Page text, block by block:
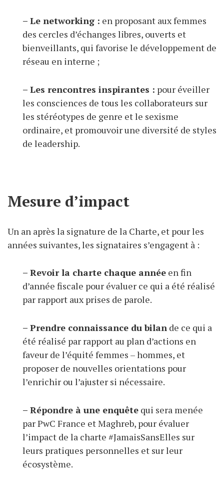
– Le networking : en proposant aux femmes
des cercles d’échanges libres, ouverts et
bienveillants, qui favorise le développement de
réseau en interne ;
– Les rencontres inspirantes : pour éveiller
les consciences de tous les collaborateurs sur
les stéréotypes de genre et le sexisme
ordinaire, et promouvoir une diversité de styles
de leadership.
Mesure d’impact
Un an après la signature de la Charte, et pour les
années suivantes, les signataires s’engagent à :
– Revoir la charte chaque année en fin
d’année fiscale pour évaluer ce qui a été réalisé
par rapport aux prises de parole.
– Prendre connaissance du bilan de ce qui a
été réalisé par rapport au plan d’actions en
faveur de l’équité femmes – hommes, et
proposer de nouvelles orientations pour
l’enrichir ou l’ajuster si nécessaire.
– Répondre à une enquête qui sera menée
par PwC France et Maghreb, pour évaluer
l’impact de la charte #JamaisSansElles sur
leurs pratiques personnelles et sur leur
écosystème.